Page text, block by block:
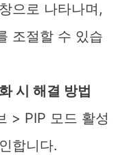
으로 나타나며,
조절할 수 있습
시 해결 방법
> PIP 모드 활성
합니다.